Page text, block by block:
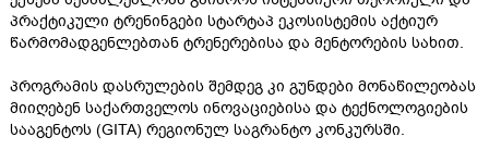
პრაქტიკული ტრენინგები სტარტაპ ეკოსისტემის აქტიურ
წარმომადგენლებთან ტრენერებისა და მენტორების სახით.
პროგრამის დასრულების შემდეგ კი გუნდები მონაწილეობას
მიიღებენ საქართველოს ინოვაციებისა და ტექნოლოგიების
სააგენტოს (GITA) რეგიონულ საგრანტო კონკურსში.